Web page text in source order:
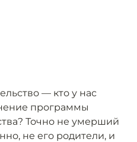
— кто у нас
программы
Точно не умерший
не его родители, и